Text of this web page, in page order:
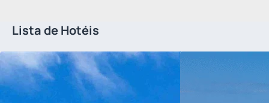
Lista de Hotéis